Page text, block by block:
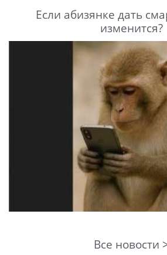
Если абизянке дать
изменится?
Все новости